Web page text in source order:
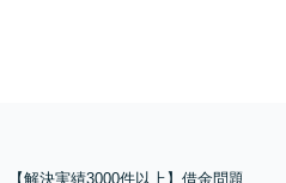
【解決実績3000件以上】借金問題